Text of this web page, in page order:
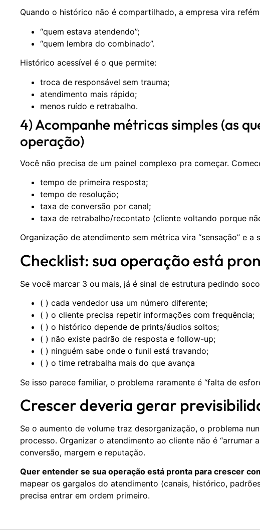
Quando o histórico não é compartilhado, a empresa vira
“quem estava atendendo”;
“quem lembra do combinado”.
Histórico acessível é o que permite:
troca de responsável sem trauma;
atendimento mais rápido;
menos ruído e retrabalho.
4) Acompanhe métricas simples (as
operação)
Você não precisa de um painel complexo pra começar.
tempo de primeira resposta;
tempo de resolução;
taxa de conversão por canal;
taxa de retrabalho/recontato (cliente voltando porque
Organização de atendimento sem métrica vira “sensação” e a
Checklist: sua operação está
Se você marcar 3 ou mais, já é sinal de estrutura pedindo
( ) cada vendedor usa um número diferente;
( ) o cliente precisa repetir informações com frequência;
( ) o histórico depende de prints/áudios soltos;
( ) não existe padrão de resposta e follow-up;
( ) ninguém sabe onde o funil está travando;
( ) o time retrabalha mais do que avança
Se isso parece familiar, o problema raramente é “falta de
Crescer deveria gerar
Se o aumento de volume traz desorganização, o problema
processo. Organizar o atendimento ao cliente não é “arrumar
conversão, margem e reputação.
Quer entender se sua operação está pronta para crescer
mapear os gargalos do atendimento (canais, histórico,
precisa entrar em ordem primeiro.